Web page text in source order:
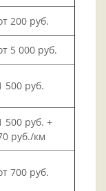
200 руб.
5 000 руб.
500 руб.
500 руб. +
руб./км
700 руб.